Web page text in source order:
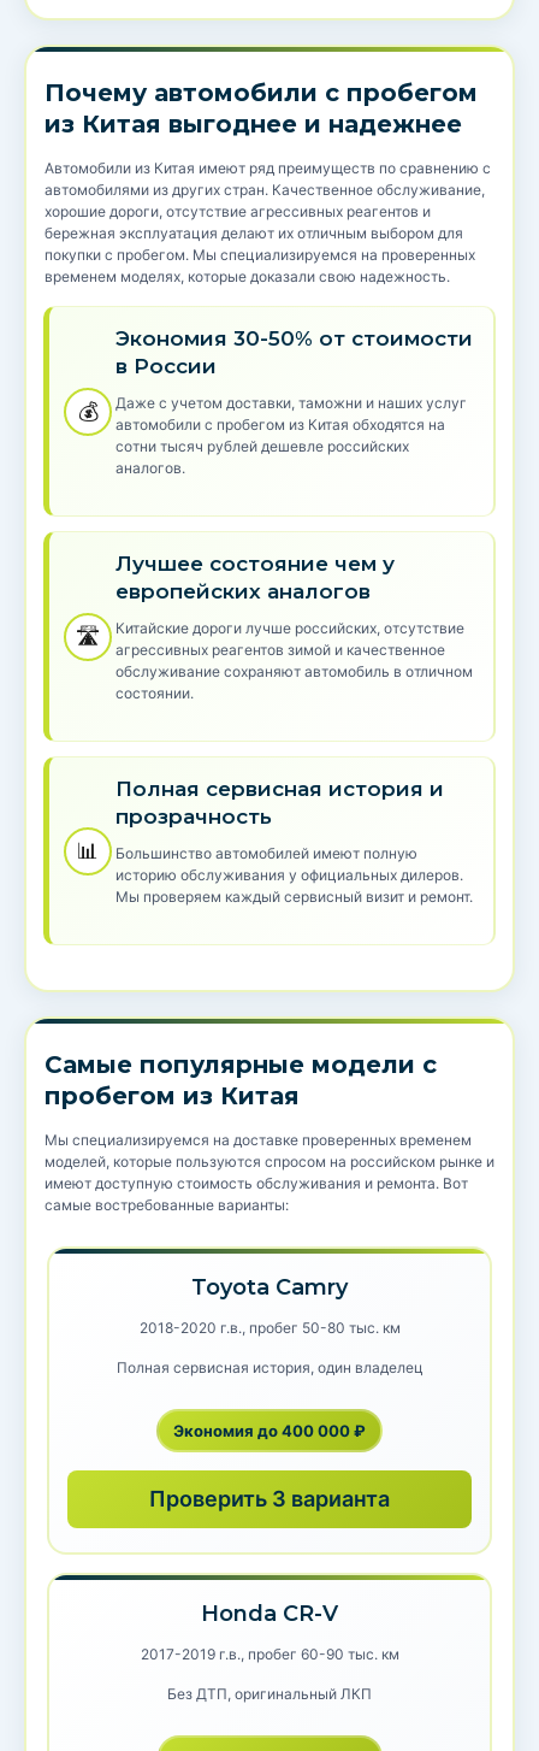
Почему автомобили с пробегом
из Китая выгоднее и надежнее
Автомобили из Китая имеют ряд преимуществ по сравнению с
автомобилями из других стран. Качественное обслуживание,
хорошие дороги, отсутствие агрессивных реагентов и
бережная эксплуатация делают их отличным выбором для
покупки с пробегом. Мы специализируемся на проверенных
временем моделях, которые доказали свою надежность.
💰
Экономия 30-50% от стоимости
в России
Даже с учетом доставки, таможни и наших услуг
автомобили с пробегом из Китая обходятся на
сотни тысяч рублей дешевле российских
аналогов.
🛣️
Лучшее состояние чем у
европейских аналогов
Китайские дороги лучше российских, отсутствие
агрессивных реагентов зимой и качественное
обслуживание сохраняют автомобиль в отличном
состоянии.
📊
Полная сервисная история и
прозрачность
Большинство автомобилей имеют полную
историю обслуживания у официальных дилеров.
Мы проверяем каждый сервисный визит и ремонт.
Самые популярные модели с
пробегом из Китая
Мы специализируемся на доставке проверенных временем
моделей, которые пользуются спросом на российском рынке и
имеют доступную стоимость обслуживания и ремонта. Вот
самые востребованные варианты:
Toyota Camry
2018-2020 г.в., пробег 50-80 тыс. км
Полная сервисная история, один владелец
Экономия до 400 000 ₽
Проверить 3 варианта
Honda CR-V
2017-2019 г.в., пробег 60-90 тыс. км
Без ДТП, оригинальный ЛКП